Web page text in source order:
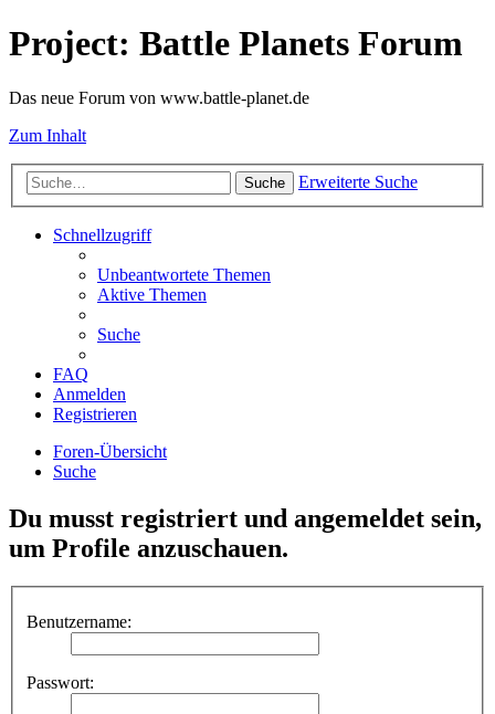
Project: Battle Planets Forum
Das neue Forum von www.battle-planet.de
Zum Inhalt
Suche Erweiterte Suche
Schnellzugriff
Unbeantwortete Themen
Aktive Themen
Suche
FAQ
Anmelden
Registrieren
Foren-Übersicht
Suche
Du musst registriert und angemeldet sein,
um Profile anzuschauen.
Benutzername:
Passwort: